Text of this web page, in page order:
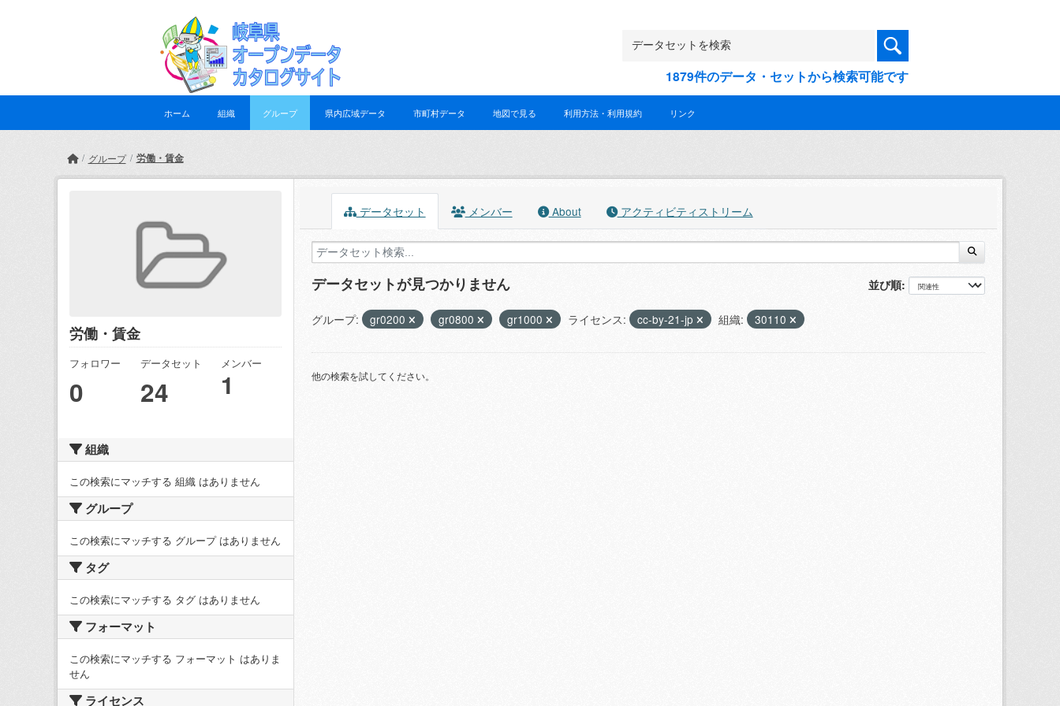
1879件のデータ・セットから検索可能です
ホーム 組織 グループ 県内広域データ 市町村データ 地図で見る 利用方法・利用規約 リンク
グループ 労働・賃金
労働・賃金
フォロワー
0
データセット
24
メンバー
1
組織
この検索にマッチする 組織 はありません
グループ
この検索にマッチする グループ はありません
タグ
この検索にマッチする タグ はありません
フォーマット
この検索にマッチする フォーマット はありま
せん
ライセンス
データセット メンバー About アクティビティストリーム
並び順
データセットが見つかりません
グループ: gr0200 gr0800 gr1000 ライセンス: cc-by-21-jp 組織: 30110
他の検索を試してください。